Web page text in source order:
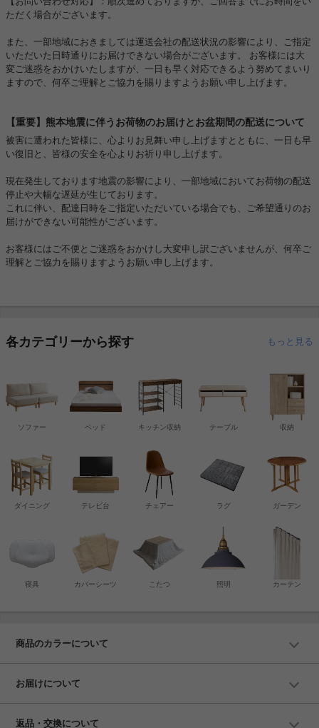
ただく場合がございます。
また、一部地域におきましては運送会社の配送状況の影響により、ご指定
いただいた日時通りにお届けできない場合がございます。 お客様には大
変ご迷惑をおかけいたしますが、一日も早く対応できるよう努めてまいり
ますので、何卒ご理解とご協力を賜りますようお願い申し上げます。
【重要】熊本地震に伴うお荷物のお届けとお盆期間の配送について
被害に遭われた皆様に、心よりお見舞い申し上げますとともに、一日も早
い復旧と、皆様の安全を心よりお祈り申し上げます。
現在発生しております地震の影響により、一部地域においてお荷物の配送
停止や大幅な遅延が生じております。
これに伴い、配達日時をご指定いただいている場合でも、ご希望通りのお
届けができない可能性がございます。
お客様にはご不便とご迷惑をおかけし大変申し訳ございませんが、何卒ご
理解とご協力を賜りますようお願い申し上げます。
各カテゴリーから探す もっと見る
ソファー ベッド 収納
キッチン収納
寝具 カバーシーツ
チェアー
テーブル
こたつ
テレビ台
ダイニング ラグ
カーテン
照明
ガーデン
商品のカラーについて
お届けについて
返品・交換について